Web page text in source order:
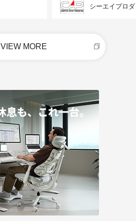
シーエイプロ
VIEW MORE